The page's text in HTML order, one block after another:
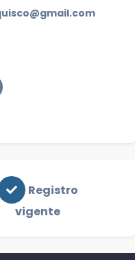
Registro
vigente